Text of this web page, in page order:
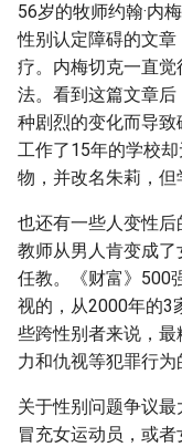
56岁的牧师约翰·内
性别认定障碍的文
疗。内梅切克一直
法。看到这篇文章
种剧烈的变化而导
工作了15年的学校
物，并改名朱莉，但
也还有一些人变性
教师从男人肯变成了
任教。《财富》500
视的，从2000年的3
些跨性别者来说，
力和仇视等犯罪行为
关于性别问题争议
冒充女运动员，或